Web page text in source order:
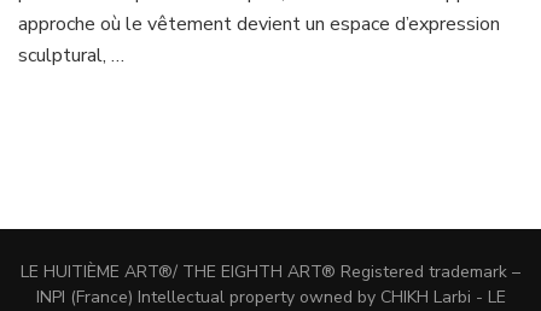
approche où le vêtement devient un espace d’expression
sculptural, …
LE HUITIÈME ART®/ THE EIGHTH ART® Registered trademark –
INPI (France) Intellectual property owned by CHIKH Larbi - LE